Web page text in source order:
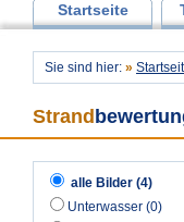
Startseite
Sie sind hier: »
Strand
alle Bilder (4)
Unterwasser (0)